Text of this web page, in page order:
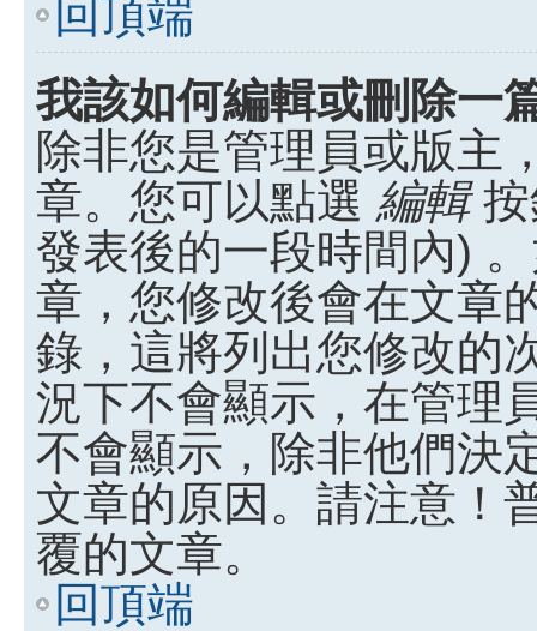
回頂端
我該如何編輯或刪除一
除非您是管理員或版主
章。您可以點選 編輯按
發表後的一段時間內)
章，您修改後會在文章
錄，這將列出您修改的
況下不會顯示，在管理
不會顯示，除非他們決
文章的原因。請注意！
覆的文章。
回頂端